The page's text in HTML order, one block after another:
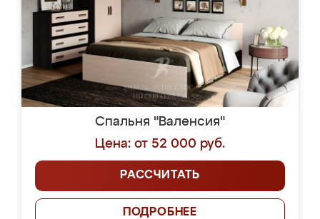
Спальня "Валенсия"
Цена: от 52 000 руб.
РАССЧИТАТЬ
ПОДРОБНЕЕ